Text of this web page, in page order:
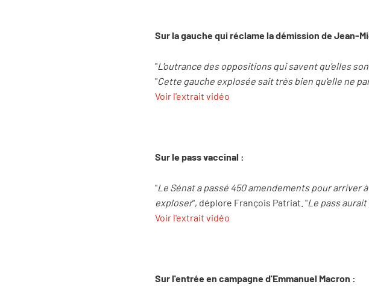
Sur la gauche qui réclame la démission de Jean-
"L'outrance des oppositions qui savent qu'elles
"Cette gauche explosée sait très bien qu'elle ne
Voir l'extrait vidéo
Sur le pass vaccinal :
"Le Sénat a passé 450 amendements pour arriver
exploser", déplore François Patriat. "Le pass
Voir l'extrait vidéo
Sur l'entrée en campagne d'Emmanuel Macron :